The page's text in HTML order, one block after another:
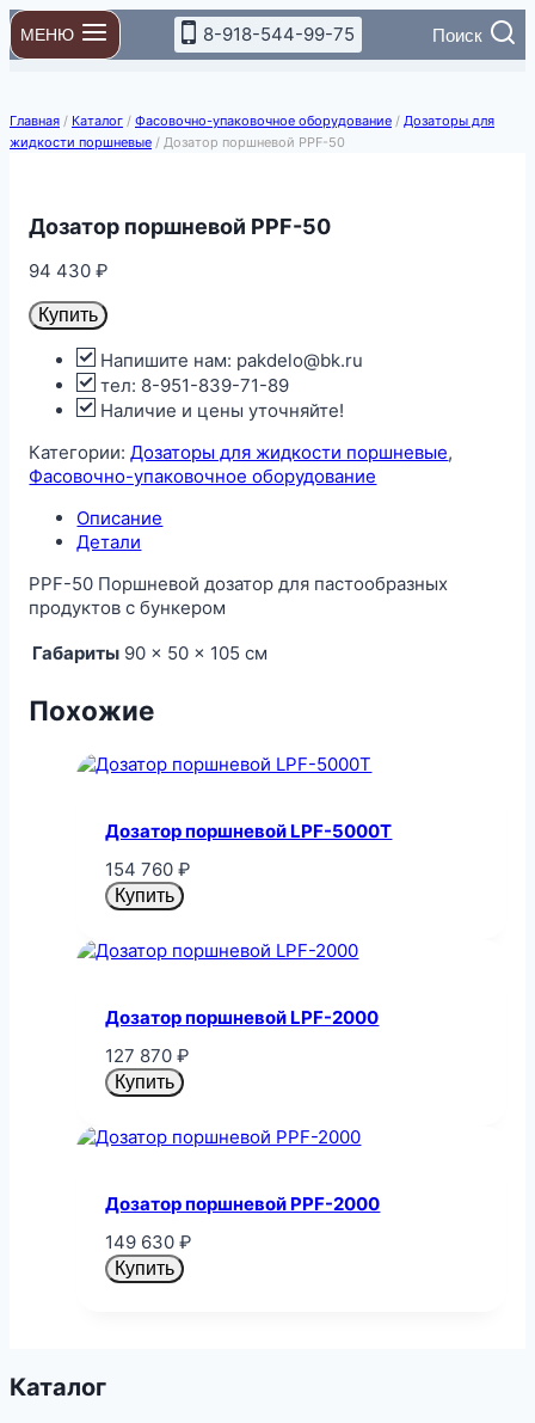
Перейти
к
содержимому
МЕНЮ 8-918-544-99-75 Поиск
Главная / Каталог / Фасовочно-упаковочное оборудование / Дозаторы для
жидкости поршневые / Дозатор поршневой PPF-50
Дозатор поршневой PPF-50
94 430₽
Купить
Напишите нам: pakdelo@bk.ru
тел: 8-951-839-71-89
Наличие и цены уточняйте!
Категории:Дозаторы для жидкости поршневые,
Фасовочно-упаковочное оборудование
Описание
Детали
PPF-50 Поршневой дозатор для пастообразных
продуктов с бункером
Габариты 90 × 50 × 105 см
Похожие
Дозатор поршневой LPF-5000T
154 760₽
Купить
Дозатор поршневой LPF-2000
127 870₽
Купить
Дозатор поршневой PPF-2000
149 630₽
Купить
Каталог